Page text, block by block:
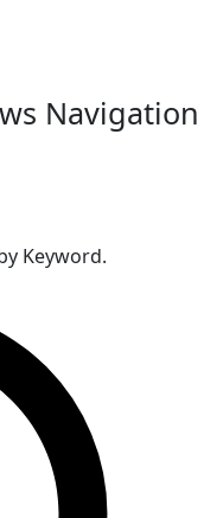
Navigation
Keyword.